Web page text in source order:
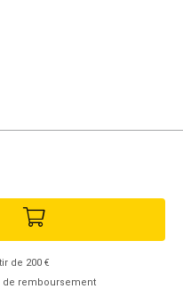
de 200 €
de remboursement